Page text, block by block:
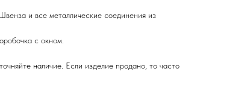
и все металлические соединения из
с окном.
наличие. Если изделие продано, то часто